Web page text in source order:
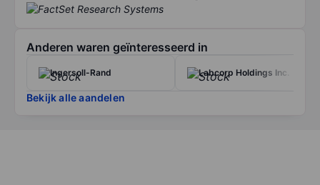
Anderen waren geïnteresseerd in
Ingersoll-Rand Labcorp Holdings Inc.
Bekijk alle aandelen